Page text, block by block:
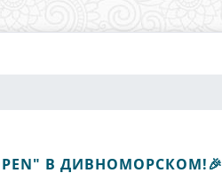
В ДИВНОМОРСКОМ!🎉